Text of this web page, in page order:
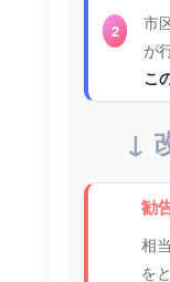
2
市
が
こ
↓
勧
相
を